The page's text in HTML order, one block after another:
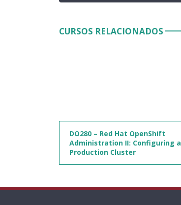
CURSOS RELACIONADOS
DO280 – Red Hat OpenShift
Administration II: Configuring a
Production Cluster